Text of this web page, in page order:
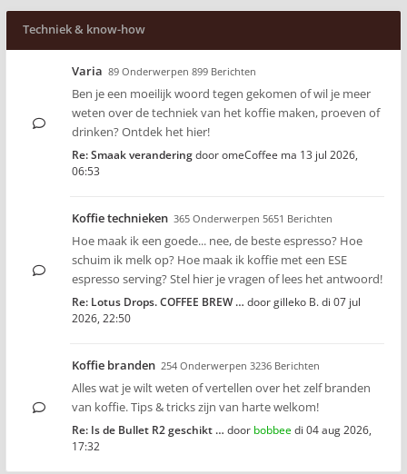
Techniek & know-how
Varia 89 Onderwerpen 899 Berichten
Ben je een moeilijk woord tegen gekomen of wil je meer
weten over de techniek van het koffie maken, proeven of
drinken? Ontdek het hier!
Re: Smaak veranderingdooromeCoffee ma 13 jul 2026,
06:53
Koffie technieken 365 Onderwerpen 5651 Berichten
Hoe maak ik een goede... nee, de beste espresso? Hoe
schuim ik melk op? Hoe maak ik koffie met een ESE
espresso serving? Stel hier je vragen of lees het antwoord!
Re: Lotus Drops. COFFEE BREW … doorgilleko B.di 07 jul
2026, 22:50
Koffie branden 254 Onderwerpen 3236 Berichten
Alles wat je wilt weten of vertellen over het zelf branden
van koffie. Tips & tricks zijn van harte welkom!
Re: Is de Bullet R2 geschikt … door bobbeedi 04 aug 2026,
17:32